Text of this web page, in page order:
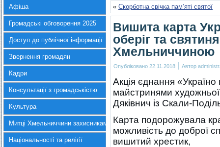
Афіша
Громадські обговорення 2025
Доступ до публічної інформації
Звернення громадян
Кадри
Консультації з громадськістю
Культура
Митці Хмельниччини захисникам України
Національності та релігії
« Скорботна свічка пам’яті святої
Вишита карта
оберіг та
Хмельниччиною
Опубліковано 22.11.2018 | Автор
Акція єднання
майстринями
Дяківнич із Скали-
Карта подорожувала
можливість до доброї
вишитий хрестик,